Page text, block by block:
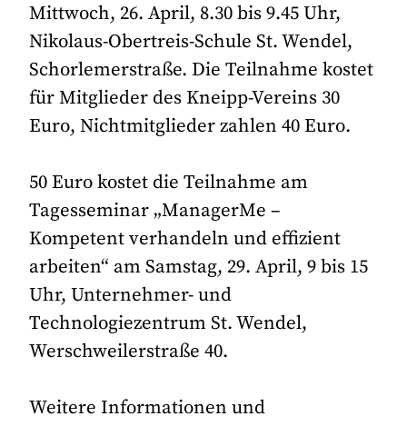
Mittwoch, 26. April, 8.30 bis 9.45 Uhr,
Nikolaus-Obertreis-Schule St. Wendel,
Schorlemerstraße. Die Teilnahme kostet
für Mitglieder des Kneipp-Vereins 30
Euro, Nichtmitglieder zahlen 40 Euro.
50 Euro kostet die Teilnahme am
Tagesseminar „ManagerMe –
Kompetent verhandeln und effizient
arbeiten“ am Samstag, 29. April, 9 bis 15
Uhr, Unternehmer- und
Technologiezentrum St. Wendel,
Werschweilerstraße 40.
Weitere Informationen und